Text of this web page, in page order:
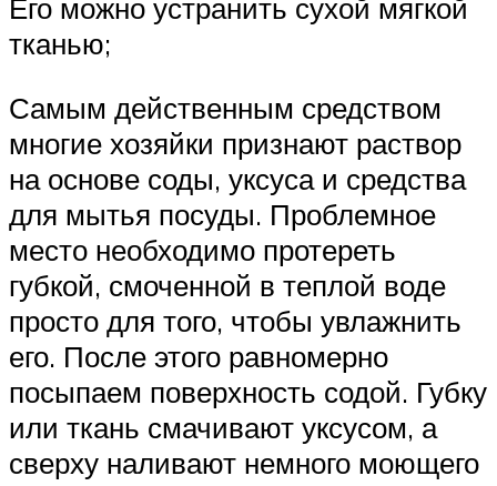
Его можно устранить сухой мягкой
тканью;
Самым действенным средством
многие хозяйки признают раствор
на основе соды, уксуса и средства
для мытья посуды. Проблемное
место необходимо протереть
губкой, смоченной в теплой воде
просто для того, чтобы увлажнить
его. После этого равномерно
посыпаем поверхность содой. Губку
или ткань смачивают уксусом, а
сверху наливают немного моющего